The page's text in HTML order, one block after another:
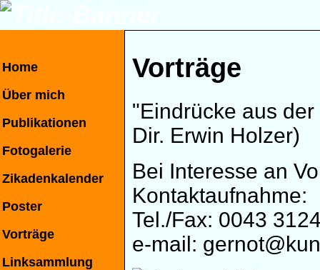
Home
Über mich
Publikationen
Fotogalerie
Zikadenkalender
Poster
Vorträge
Linksammlung
Vorträge
"Eindrücke aus
Dir. Erwin Holzer)
Bei Interesse an
Kontaktaufnahme:
Tel./Fax: 0043
e-mail: